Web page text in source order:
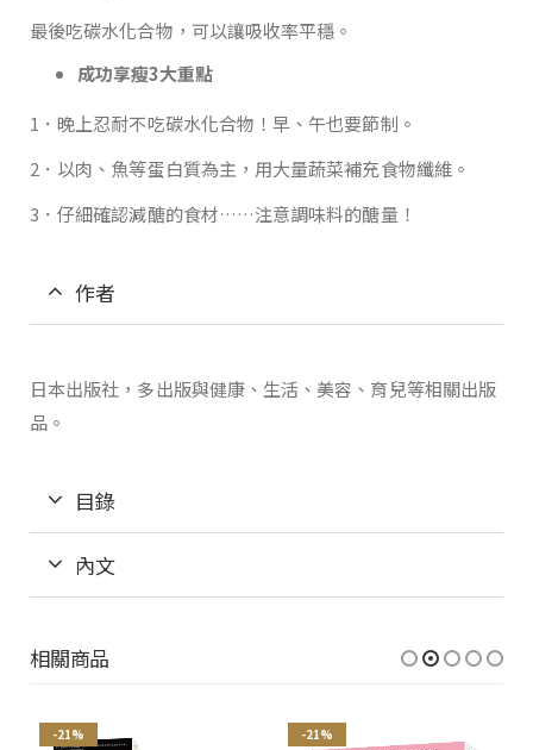
最後吃碳水化合物，可以讓吸收率平穩。
成功享瘦3大重點
1．晚上忍耐不吃碳水化合物！早、午也要節制。
2．以肉、魚等蛋白質為主，用大量蔬菜補充食物纖維。
3．仔細確認減醣的食材……注意調味料的醣量！
作者
日本出版社，多出版與健康、生活、美容、育兒等相關出版
品。
目錄
內文
相關商品
-21% -21%